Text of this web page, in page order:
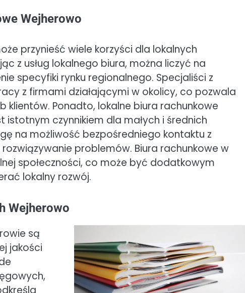
Wejherowo
przynieść wiele korzyści dla lokalnych
z usług lokalnego biura, można liczyć na
specyfiki rynku regionalnego. Specjaliści z
z firmami działającymi w okolicy, co pozwala
Ponadto, lokalne biura rachunkowe
istotnym czynnikiem dla małych i średnich
na możliwość bezpośredniego kontaktu z
problemów. Biura rachunkowe w
społeczności, co może być dodatkowym
lokalny rozwój.
Wejherowo
są
jakości